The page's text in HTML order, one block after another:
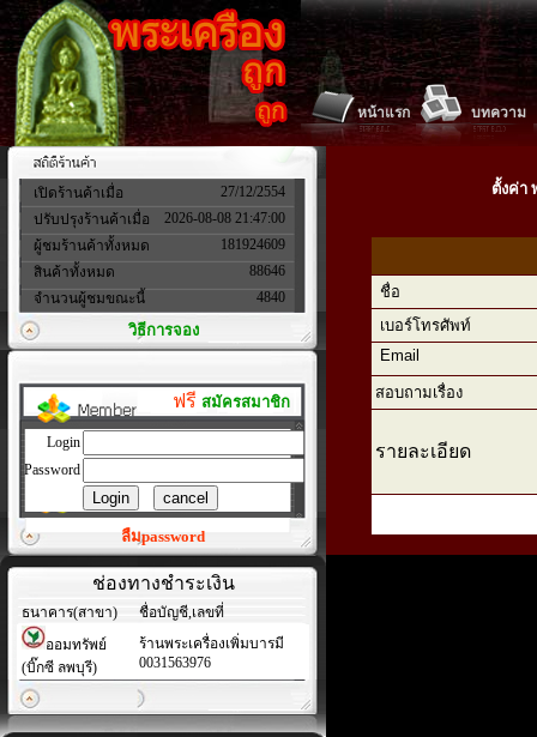
หน้าแรก บทความ
เปิดร้านค้าเมื่อ
27/12/2554
ปรับปรุงร้านค้าเมื่อ
2026-08-08 21:47:00
ผู้ชมร้านค้าทั้งหมด
181924609
สินค้าทั้งหมด
88646
จำนวนผู้ชมขณะนี้
4840
วิธีการจอง
ฟรี สมัครสมาชิก
Login
Password
ลืมpassword
ช่องทางชำระเงิน
ธนาคาร(สาขา)
ชื่อบัญชี,เลขที่
ออมทรัพย์
(บิ๊กซี ลพบุรี)
ร้านพระเครื่องเพิ่มบารมี
0031563976
ตั้งค่า
ชื่อ
เบอร์โทรศัพท์
Email
สอบถามเรื่อง
รายละเอียด